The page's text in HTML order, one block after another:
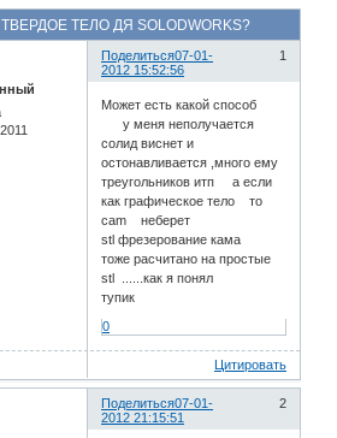
ТЕЛО ДЯ SOLODWORKS?
Поделиться 1
07-01-
2012 15:52:56
Может есть какой способ
у меня неполучается
солид виснет и
остонавливается ,много ему
треугольников итп а если
как графическое тело то
cam неберет
stl фрезерование кама
тоже расчитано на простые
stl ......как я понял
тупик
0
Цитировать
Поделиться 2
07-01-
2012 21:15:51